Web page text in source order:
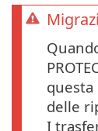
delle
I